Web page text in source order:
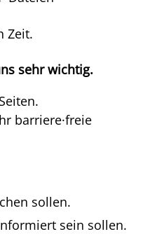
Zeit.
sehr wichtig.
barriere·freie
sollen.
sein sollen.